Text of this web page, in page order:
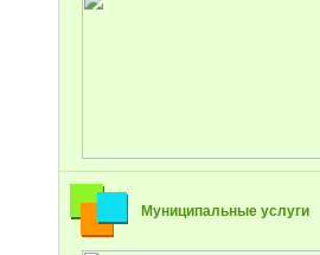
Муниципальные услуги